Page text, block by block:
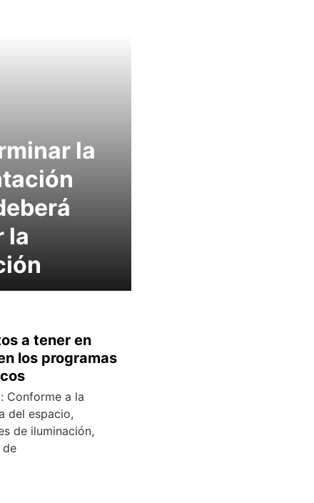
la
la
a tener en
los programas
Conforme a la
del espacio,
de iluminación,
de